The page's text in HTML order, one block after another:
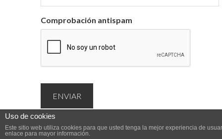
Comprobación antispam
Uso de cookies
Este sitio web utiliza cookies para que usted tenga la mejor experiencia de
enlace para mayor información.